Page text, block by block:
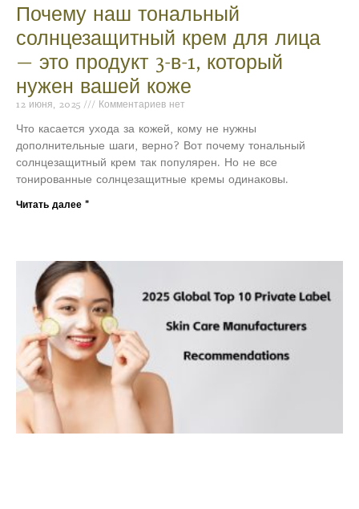
Почему наш тональный
солнцезащитный крем для лица
— это продукт 3-в-1, который
нужен вашей коже
12 июня, 2025 Комментариев нет
Что касается ухода за кожей, кому не нужны
дополнительные шаги, верно? Вот почему тональный
солнцезащитный крем так популярен. Но не все
тонированные солнцезащитные кремы одинаковы.
Читать далее "